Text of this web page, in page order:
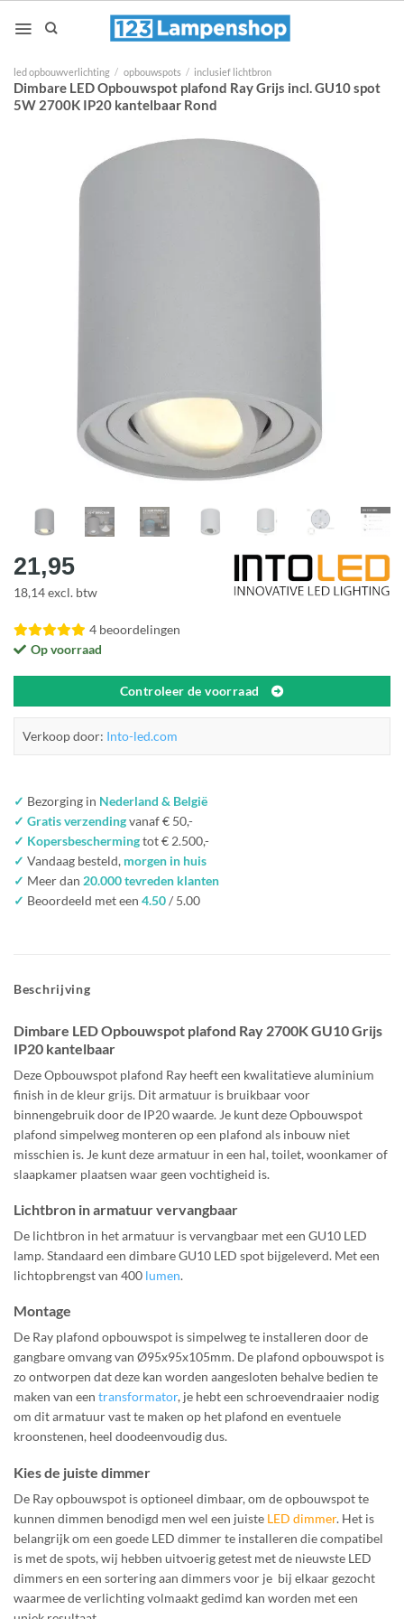
naar
led opbouwverlichting / opbouwspots / inclusief lichtbron
Dimbare LED Opbouwspot plafond Ray Grijs incl. GU10 spot
5W 2700K IP20 kantelbaar Rond
21,95
18,14 excl. btw
4 beoordelingen
Op voorraad
Controleer de voorraad
Verkoop door: Into-led.com
✓ Bezorging in Nederland & België
✓ Gratis verzendingvanaf € 50,-
✓ Kopersbeschermingtot € 2.500,-
✓ Vandaag besteld, morgen in huis
✓ Meer dan 20.000 tevreden klanten
✓ Beoordeeld met een 4.50/ 5.00
Beschrijving
Dimbare LED Opbouwspot plafond Ray 2700K GU10 Grijs
IP20 kantelbaar
Deze Opbouwspot plafond Ray heeft een kwalitatieve aluminium
finish in de kleur grijs. Dit armatuur is bruikbaar voor
binnengebruik door de IP20 waarde. Je kunt deze Opbouwspot
plafond simpelweg monteren op een plafond als inbouw niet
misschien is. Je kunt deze armatuur in een hal, toilet, woonkamer of
slaapkamer plaatsen waar geen vochtigheid is.
Lichtbron in armatuur vervangbaar
De lichtbron in het armatuur is vervangbaar met een GU10 LED
lamp. Standaard een dimbare GU10 LED spot bijgeleverd. Met een
lichtopbrengst van 400 lumen.
Montage
De Ray plafond opbouwspot is simpelweg te installeren door de
gangbare omvang van Ø95x95x105mm. De plafond opbouwspot is
zo ontworpen dat deze kan worden aangesloten behalve bedien te
maken van een transformator, je hebt een schroevendraaier nodig
om dit armatuur vast te maken op het plafond en eventuele
kroonstenen, heel doodeenvoudig dus.
Kies de juiste dimmer
De Ray opbouwspot is optioneel dimbaar, om de opbouwspot te
kunnen dimmen benodigd men wel een juiste LED dimmer. Het is
belangrijk om een goede LED dimmer te installeren die compatibel
is met de spots, wij hebben uitvoerig getest met de nieuwste LED
dimmers en een sortering aan dimmers voor je bij elkaar gezocht
waarmee de verlichting volmaakt gedimd kan worden met een